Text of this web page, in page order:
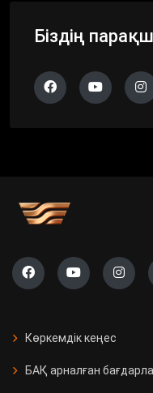
Біздің
Көркемдік кеңес
БАҚ арналған